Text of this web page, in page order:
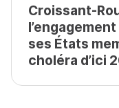
Croissant-
ses États
choléra d’ici